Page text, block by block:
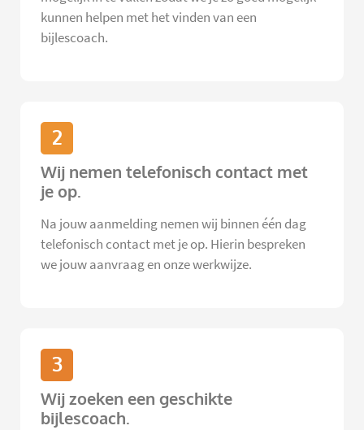
kunnen helpen met het vinden van een
bijlescoach.
2
Wij nemen telefonisch contact met
je op.
Na jouw aanmelding nemen wij binnen één dag
telefonisch contact met je op. Hierin bespreken
we jouw aanvraag en onze werkwijze.
3
Wij zoeken een geschikte
bijlescoach.